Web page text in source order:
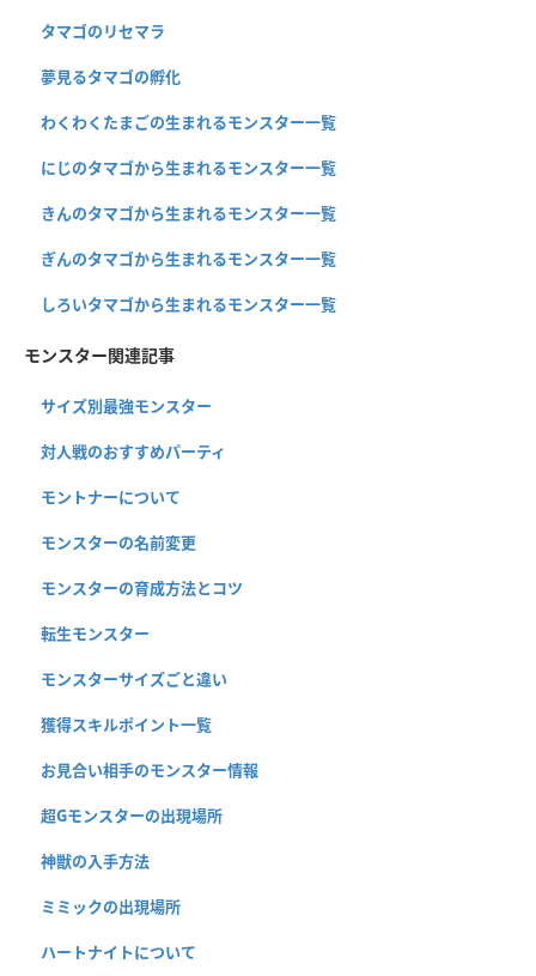
タマゴのリセマラ
夢見るタマゴの孵化
わくわくたまごの生まれるモンスター一覧
にじのタマゴから生まれるモンスター一覧
きんのタマゴから生まれるモンスター一覧
ぎんのタマゴから生まれるモンスター一覧
しろいタマゴから生まれるモンスター一覧
モンスター関連記事
サイズ別最強モンスター
対人戦のおすすめパーティ
モントナーについて
モンスターの名前変更
モンスターの育成方法とコツ
転生モンスター
モンスターサイズごと違い
獲得スキルポイント一覧
お見合い相手のモンスター情報
超Gモンスターの出現場所
神獣の入手方法
ミミックの出現場所
ハートナイトについて